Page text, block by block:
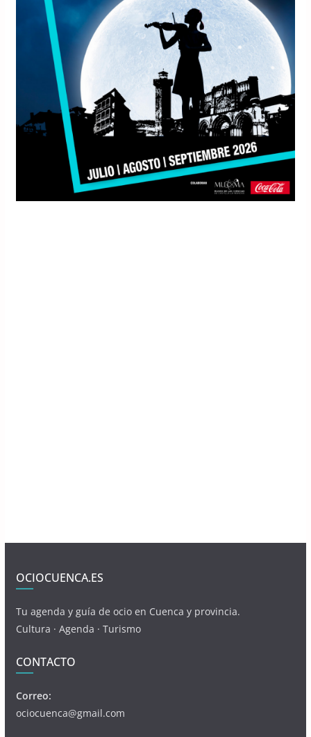
OCIOCUENCA.ES
Tu agenda y guía de ocio en Cuenca y provincia.
Cultura · Agenda · Turismo
CONTACTO
Correo:
ociocuenca@gmail.com